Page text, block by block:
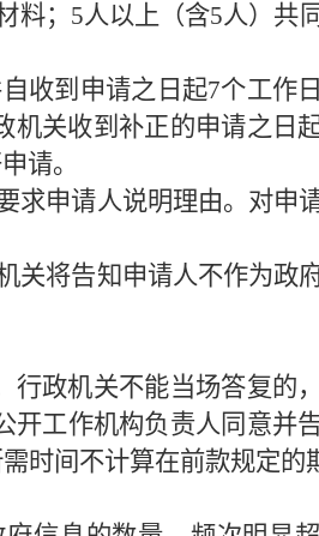
料；5人以上（含5人）共
收到申请之日起7个工作
机关收到补正的申请之日
请。
申请人说明理由。对申
将告知申请人不作为政
政机关不能当场答复的
工作机构负责人同意并告
时间不计算在前款规定的